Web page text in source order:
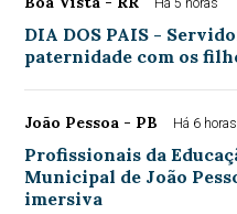
DIA DOS PAIS -
paternidade com os
João Pessoa - PB Há 6 horas
Profissionais da
Municipal de João
imersiva